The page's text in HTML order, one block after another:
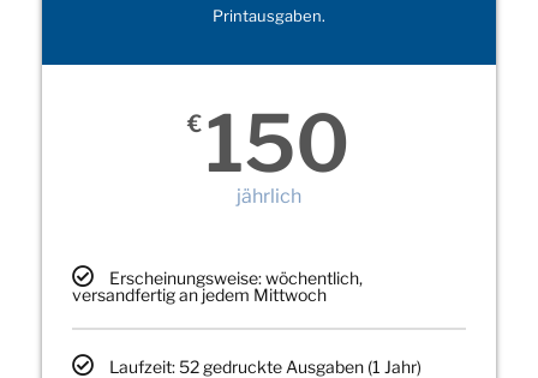
Printausgaben.
€ 150
jährlich
Erscheinungsweise: wöchentlich,
versandfertig an jedem Mittwoch
Laufzeit: 52 gedruckte Ausgaben (1 Jahr)